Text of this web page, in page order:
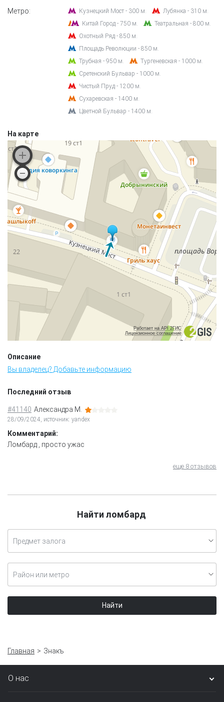
Метро: Кузнецкий Мост - 300 м.
Лубянка - 310 м.
Китай Город - 750 м.
Театральная - 800 м.
Охотный Ряд - 850 м.
Площадь Революции - 850 м.
Трубная - 950 м.
Тургеневская - 1000 м.
Сретенский Бульвар - 1000 м.
Чистый Пруд - 1200 м.
Сухаревская - 1400 м.
Цветной Бульвар - 1400 м.
На карте
Работает на API 2ГИС
Лицензионное соглашение
Описание
Вы владелец? Добавьте информацию
Последний отзыв
#41140 Александра М.
28/09/2024, источник: yandex
Комментарий:
Ломбард , просто ужас
еще 8 отзывов
Найти ломбард
Предмет залога
Район или метро
Найти
Главная Знакъ
О нас